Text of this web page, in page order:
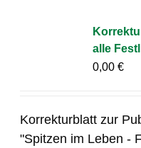
alle
0,00€
Korrekturblatt zur
"Spitzen im Leben -